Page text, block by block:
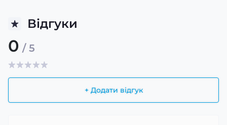
Відгуки
0 / 5
+ Додати відгук